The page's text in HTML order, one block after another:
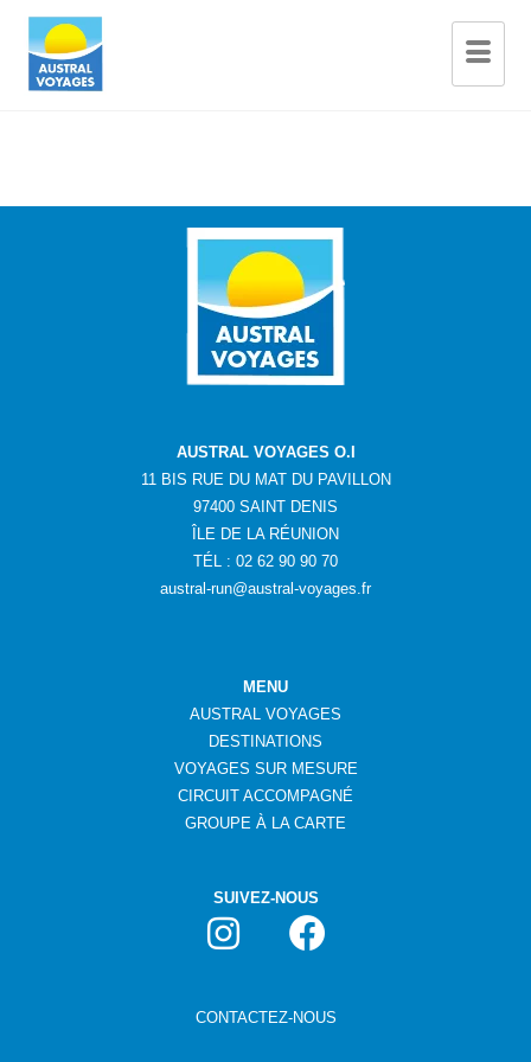
AUSTRAL VOYAGES O.I
11 BIS RUE DU MAT DU PAVILLON
97400 SAINT DENIS
ÎLE DE LA RÉUNION
TÉL : 02 62 90 90 70
austral-run@austral-voyages.fr
MENU
AUSTRAL VOYAGES
DESTINATIONS
VOYAGES SUR MESURE
CIRCUIT ACCOMPAGNÉ
GROUPE À LA CARTE
SUIVEZ-NOUS
CONTACTEZ-NOUS